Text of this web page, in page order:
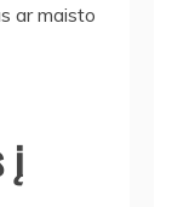
ar maisto
į